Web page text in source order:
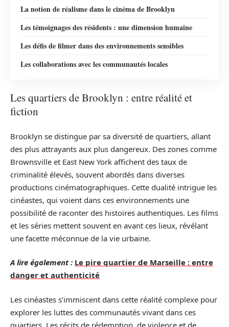
La notion de réalisme dans le cinéma de Brooklyn
Les témoignages des résidents : une dimension humaine
Les défis de filmer dans des environnements sensibles
Les collaborations avec les communautés locales
Les quartiers de Brooklyn : entre réalité et
fiction
Brooklyn se distingue par sa diversité de quartiers, allant
des plus attrayants aux plus dangereux. Des zones comme
Brownsville et East New York affichent des taux de
criminalité élevés, souvent abordés dans diverses
productions cinématographiques. Cette dualité intrigue les
cinéastes, qui voient dans ces environnements une
possibilité de raconter des histoires authentiques. Les films
et les séries mettent souvent en avant ces lieux, révélant
une facette méconnue de la vie urbaine.
A lire également : Le pire quartier de Marseille : entre
danger et authenticité
Les cinéastes s’immiscent dans cette réalité complexe pour
explorer les luttes des communautés vivant dans ces
quartiers. Les récits de rédemption, de violence et de